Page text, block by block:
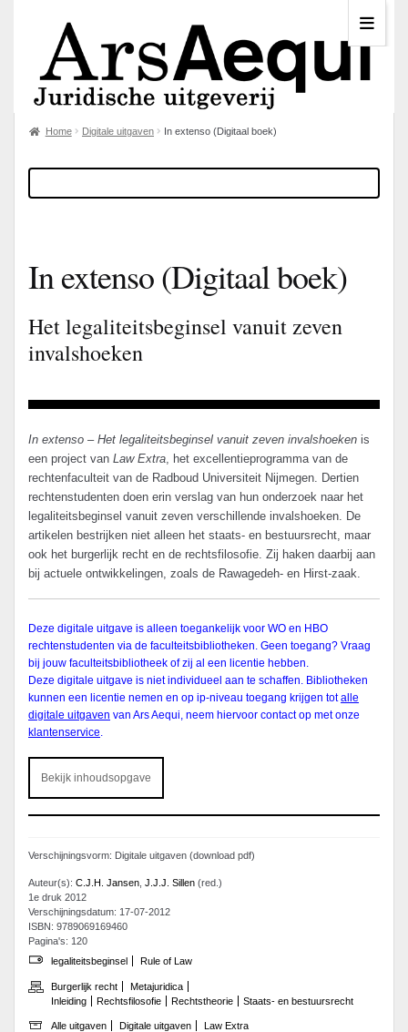
Home Digitale uitgaven In extenso (Digitaal boek)
In extenso (Digitaal boek)
Het legaliteitsbeginsel vanuit zeven
invalshoeken
In extenso – Het legaliteitsbeginsel vanuit zeven invalshoeken is
een project van Law Extra, het excellentieprogramma van de
rechtenfaculteit van de Radboud Universiteit Nijmegen. Dertien
rechtenstudenten doen erin verslag van hun onderzoek naar het
legaliteitsbeginsel vanuit zeven verschillende invalshoeken. De
artikelen bestrijken niet alleen het staats- en bestuursrecht, maar
ook het burgerlijk recht en de rechtsfilosofie. Zij haken daarbij aan
bij actuele ontwikkelingen, zoals de Rawagedeh- en Hirst-zaak.
Deze digitale uitgave is alleen toegankelijk voor WO en HBO
rechtenstudenten via de faculteitsbibliotheken. Geen toegang? Vraag
bij jouw faculteitsbibliotheek of zij al een licentie hebben.
Deze digitale uitgave is niet individueel aan te schaffen. Bibliotheken
kunnen een licentie nemen en op ip-niveau toegang krijgen totalle
digitale uitgaven van Ars Aequi, neem hiervoor contact op met onze
klantenservice.
Bekijk inhoudsopgave
Verschijningsvorm: Digitale uitgaven (download pdf)
Auteur(s): C.J.H. Jansen, J.J.J. Sillen (red.)
1e druk 2012
Verschijningsdatum: 17-07-2012
ISBN: 9789069169460
Pagina's: 120
legaliteitsbeginsel
Rule of Law
Burgerlijk recht
Metajuridica
Inleiding
Rechtsfilosofie Rechtstheorie Staats- en bestuursrecht
Alle uitgaven Digitale uitgaven Law Extra